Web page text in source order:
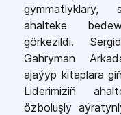
gymmatlyklary,
ahalteke
görkezildi.
Gahryman
ajaýyp kitaplara
Liderimiziň
özboluşly